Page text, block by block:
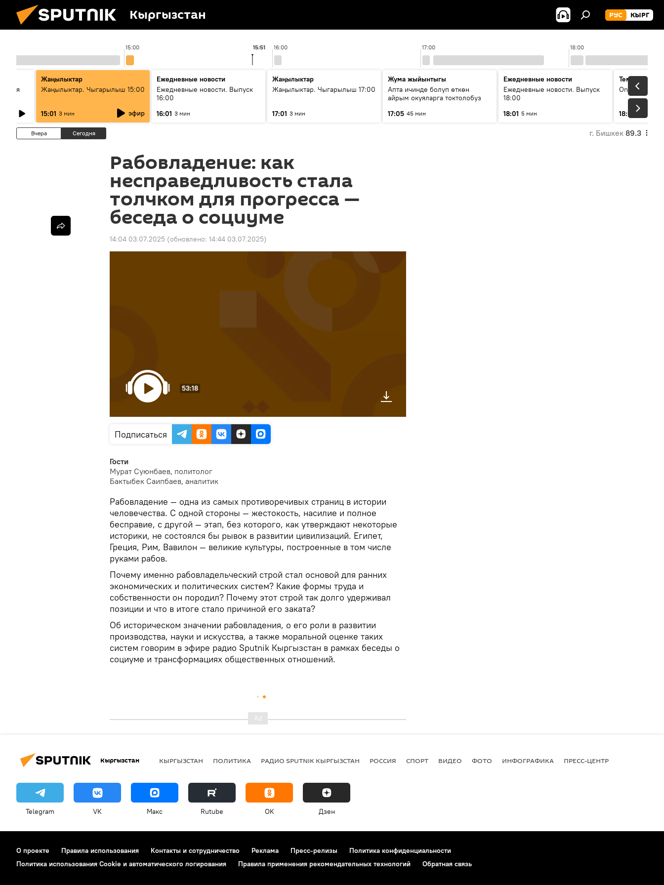
Кыргызстан РУС КЫРГ
15:00 16:00 17:00 18:00
15:51
Жаңылыктар
Жаңылыктар. Чыгарылыш 15:00
15:01 3 мин эфир
Ежедневные новости
Ежедневные новости. Выпуск
16:00
16:01 3 мин
Жаңылыктар
Жаңылыктар. Чыгарылыш 17:00
17:01 3 мин
Жума жыйынтыгы
Апта ичинде болуп өткөн
айрым окуяларга токтолобуз
17:05 45 мин
Ежедневные новости
Ежедневные новости. Выпуск
18:00
18:01 5 мин
Тема дня
On air
18:07
Вчера Сегодня г. Бишкек 89.3
Рабовладение: как
несправедливость стала
толчком для прогресса —
беседа о социуме
14:04 03.07.2025 (обновлено: 14:44 03.07.2025)
53:18
Подписаться
Гости
Мурат Суюнбаев, политолог
Бактыбек Саипбаев, аналитик
Рабовладение — одна из самых противоречивых страниц в истории
человечества. С одной стороны — жестокость, насилие и полное
бесправие, с другой — этап, без которого, как утверждают некоторые
историки, не состоялся бы рывок в развитии цивилизаций. Египет,
Греция, Рим, Вавилон — великие культуры, построенные в том числе
руками рабов.
Почему именно рабовладельческий строй стал основой для ранних
экономических и политических систем? Какие формы труда и
собственности он породил? Почему этот строй так долго удерживал
позиции и что в итоге стало причиной его заката?
Об историческом значении рабовладения, о его роли в развитии
производства, науки и искусства, а также моральной оценке таких
систем говорим в эфире радио Sputnik Кыргызстан в рамках беседы о
социуме и трансформациях общественных отношений.
Кыргызстан КЫРГЫЗСТАН ПОЛИТИКА РАДИО SPUTNIK КЫРГЫЗСТАН РОССИЯ СПОРТ ВИДЕО ФОТО ИНФОГРАФИКА ПРЕСС-ЦЕНТР
Telegram VK Макс Rutube OK Дзен
О проекте Правила использования Контакты и сотрудничество Реклама Пресс-релизы
Политика конфиденциальности
Политика использования Cookie и автоматического логирования
Правила применения рекомендательных технологий Обратная связь